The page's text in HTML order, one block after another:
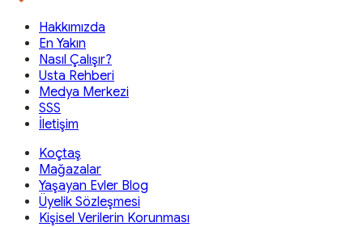
Hakkımızda
En Yakın
Nasıl Çalışır?
Usta Rehberi
Medya Merkezi
SSS
İletişim
Koçtaş
Mağazalar
Yaşayan Evler Blog
Üyelik Sözleşmesi
Kişisel Verilerin Korunması